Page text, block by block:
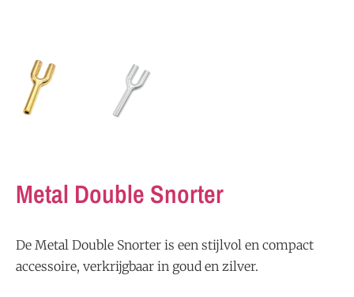
Metal Double Snorter
De Metal Double Snorter is een stijlvol en compact
accessoire, verkrijgbaar in goud en zilver.